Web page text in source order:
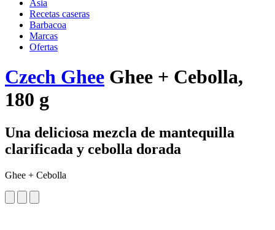
Asia
Recetas caseras
Barbacoa
Marcas
Ofertas
Czech Ghee Ghee + Cebolla,
180 g
Una deliciosa mezcla de mantequilla
clarificada y cebolla dorada
Ghee + Cebolla